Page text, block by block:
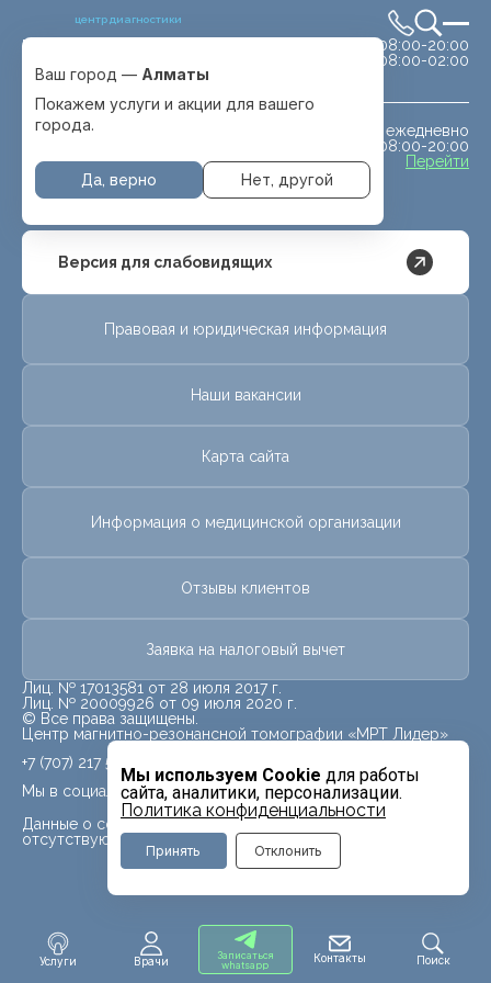
центр диагностики
Выбрать город
с. Отеген батыра
сб-вс 08:00-20:00
08:00-02:00
ежедневно
08:00-20:00
Перейти
Ваш город — Алматы
Покажем услуги и акции для вашего
города.
Да, верно Нет, другой
Услуги Врачи
Записаться
whatsapp
Контакты Поиск
Мы используем Cookie для работы
сайта, аналитики, персонализации.
Политика конфиденциальности
Принять Отклонить
Версия для слабовидящих
Правовая и юридическая информация
Наши вакансии
Карта сайта
Информация о медицинской организации
Отзывы клиентов
Заявка на налоговый вычет
Лиц. № 17013581 от 28 июля 2017 г.
Лиц. № 20009926 от 09 июля 2020 г.
© Все права защищены.
Центр магнитно-резонансной томографии «МРТ Лидер»
Мы в социальных сетях
Данные о социальных сетях для данного филиала
отсутствуют
+7 (707) 217 5840